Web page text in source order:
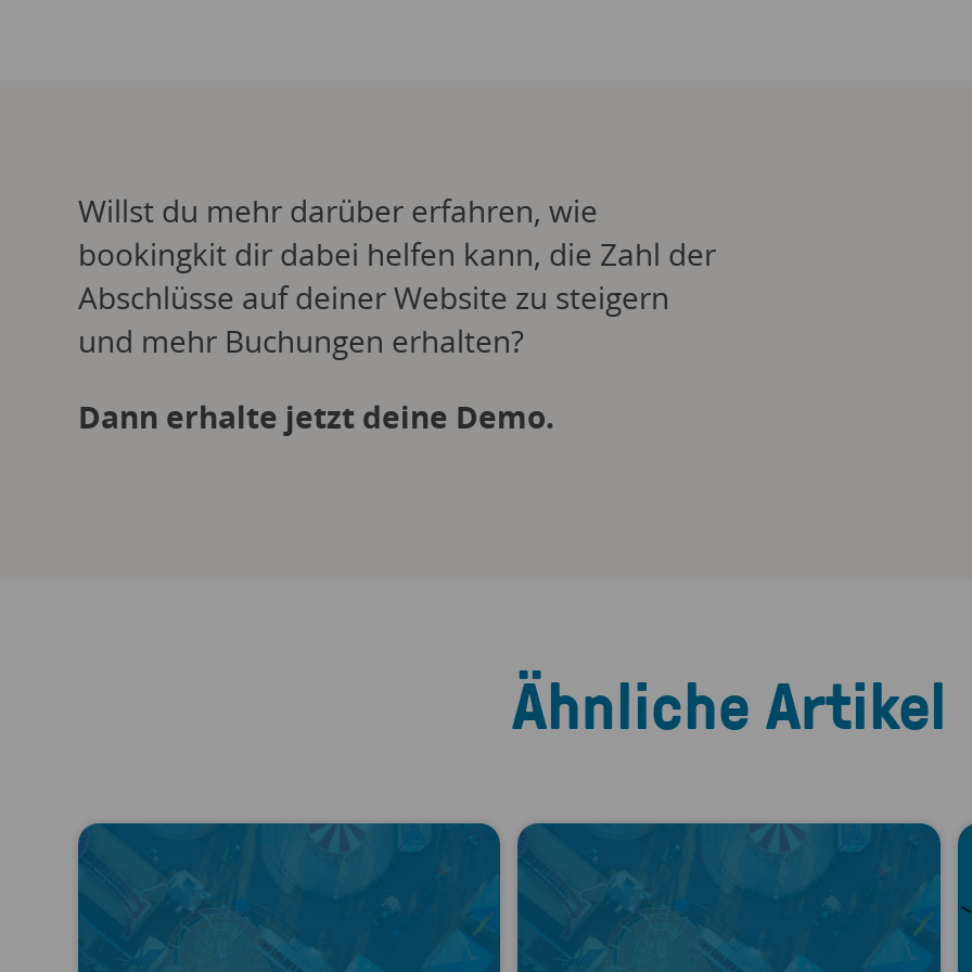
Willst du mehr darüber erfahren, wie
bookingkit dir dabei helfen kann, die Zahl der
Abschlüsse auf deiner Website zu steigern
und mehr Buchungen erhalten?
Dann erhalte jetzt deine Demo.
Ähnliche Artikel